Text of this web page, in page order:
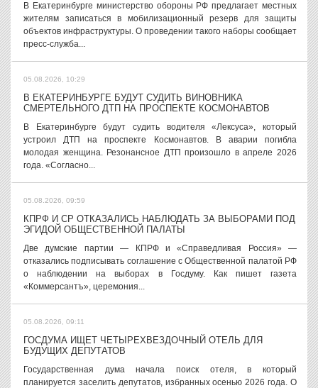
В Екатеринбурге министерство обороны РФ предлагает местных
жителям записаться в мобилизационный резерв для защиты
объектов инфраструктуры. О проведении такого наборы сообщает
пресс-служба...
05.08.2026, 10:29
В ЕКАТЕРИНБУРГЕ БУДУТ СУДИТЬ ВИНОВНИКА
СМЕРТЕЛЬНОГО ДТП НА ПРОСПЕКТЕ КОСМОНАВТОВ
В Екатеринбурге будут судить водителя «Лексуса», который
устроил ДТП на проспекте Космонавтов. В аварии погибла
молодая женщина. Резонансное ДТП произошло в апреле 2026
года. «Согласно...
05.08.2026, 09:59
КПРФ И СР ОТКАЗАЛИСЬ НАБЛЮДАТЬ ЗА ВЫБОРАМИ ПОД
ЭГИДОЙ ОБЩЕСТВЕННОЙ ПАЛАТЫ
Две думские партии — КПРФ и «Справедливая Россия» —
отказались подписывать соглашение с Общественной палатой РФ
о наблюдении на выборах в Госдуму. Как пишет газета
«Коммерсантъ», церемония...
05.08.2026, 09:11
ГОСДУМА ИЩЕТ ЧЕТЫРЕХВЕЗДОЧНЫЙ ОТЕЛЬ ДЛЯ
БУДУЩИХ ДЕПУТАТОВ
Государственная дума начала поиск отеля, в который
планируется заселить депутатов, избранных осенью 2026 года. О